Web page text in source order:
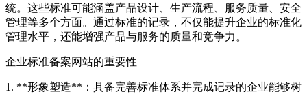
统。这些标准可能涵盖产品设计、生产流程、服务质量、安全
管理等多个方面。通过标准的记录，不仅能提升企业的标准化
管理水平，还能增强产品与服务的质量和竞争力。
企业标准备案网站的重要性
1. **形象塑造**：具备完善标准体系并完成记录的企业能够树